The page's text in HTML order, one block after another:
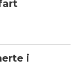
i